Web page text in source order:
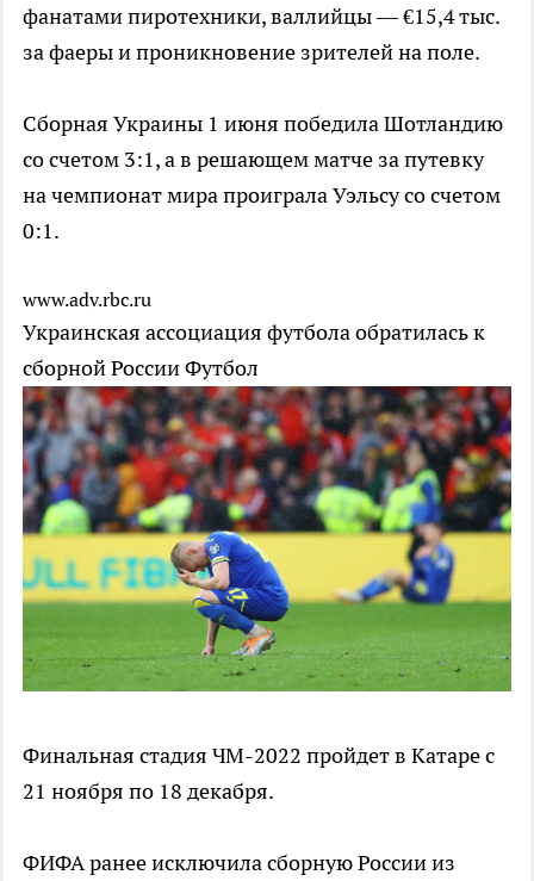
фанатами пиротехники, валлийцы — €15,4 тыс.
за фаеры и проникновение зрителей на поле.
Сборная Украины 1 июня победила Шотландию
со счетом 3:1, а в решающем матче за путевку
на чемпионат мира проиграла Уэльсу со счетом
0:1.
www.adv.rbc.ru
Украинская ассоциация футбола обратилась к
сборной РоссииФутбол
Финальная стадия ЧМ-2022 пройдет в Катаре с
21 ноября по 18 декабря.
ФИФА ранее исключила сборную России из